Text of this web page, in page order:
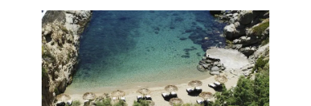
Kroatien
Mexico
Niederlande
Österreich
Portugal
Osterkalender
Persönlichkeiten
Our Story
Career
Kontakt
Impressum
Adventkalender